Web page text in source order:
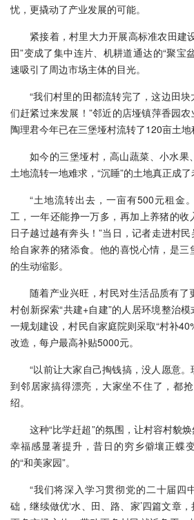
忧，更撬动了产业发展的可能。
紧接着，村里大力开展高标准农田建
田”变成了集中连片、机耕道通达的“聚宝
速吸引了周边市场主体的目光。
“我们村里的田都流转完了，这边田
们赶紧过来发展！”邻近的店垭镇萍香园
陶理君今年已在三堡垭村流转了120亩土地
如今的三堡垭村，高山蔬菜、小水果
土地流转一地难求，“沉睡”的土地真正成了
“土地流转出去，一亩有500元租金
工，一年还能挣一万多，再加上养猪的收
日子越过越有奔头！”当日，记者走进村
给自家养的猪添食。他的喜悦心情，是三
的生动缩影。
随着产业兴旺，村民对生活品质有了
村创新探索“共建+自建”的人居环境整治
一规划建设，村民自家庭院则采取“村补
改造，每户最高补贴5000元。
“以前让大家自己掏钱搞，没人愿意
到邻居家搞得漂亮，大家坐不住了，都
绍。
这种“比学赶超”的氛围，让村容村貌
幸福感显著提升，昔日的穷乡僻壤正蝶
的“和美家园”。
“我们将深入学习贯彻党的二十届四
础，继续做优‘水、田、路、家’四篇文章